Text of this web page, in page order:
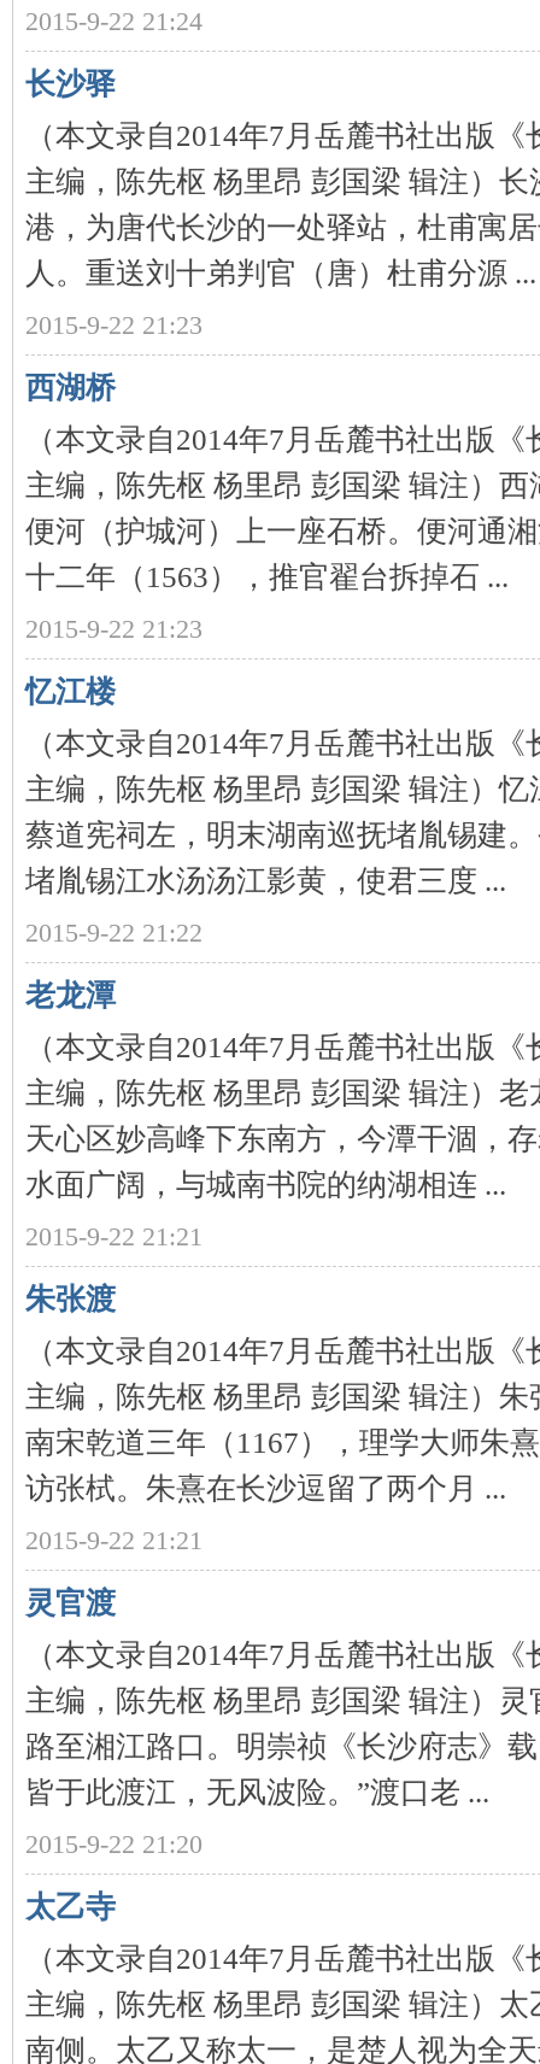
长
史
2015-9-22 21:24
长沙驿
（本文录自2014年7月岳麓书社出版
主编，陈先枢 杨里昂 彭国梁 辑注）
港，为唐代长沙的一处驿站，杜甫寓
人。重送刘十弟判官（唐）杜甫分源 ...
2015-9-22 21:23
西湖桥
（本文录自2014年7月岳麓书社出版
主编，陈先枢 杨里昂 彭国梁 辑注）
便河（护城河）上一座石桥。便河通
十二年（1563），推官翟台拆掉石 ...
2015-9-22 21:23
忆江楼
（本文录自2014年7月岳麓书社出版
主编，陈先枢 杨里昂 彭国梁 辑注）
蔡道宪祠左，明末湖南巡抚堵胤锡建
堵胤锡江水汤汤江影黄，使君三度 ...
2015-9-22 21:22
老龙潭
（本文录自2014年7月岳麓书社出版
主编，陈先枢 杨里昂 彭国梁 辑注）
天心区妙高峰下东南方，今潭干涸，
水面广阔，与城南书院的纳湖相连 ...
2015-9-22 21:21
朱张渡
（本文录自2014年7月岳麓书社出版
主编，陈先枢 杨里昂 彭国梁 辑注）
南宋乾道三年（1167），理学大师朱
访张栻。朱熹在长沙逗留了两个月 ...
2015-9-22 21:21
灵官渡
（本文录自2014年7月岳麓书社出版
主编，陈先枢 杨里昂 彭国梁 辑注）
路至湘江路口。明崇祯《长沙府志》
皆于此渡江，无风波险。”渡口老 ...
2015-9-22 21:20
太乙寺
（本文录自2014年7月岳麓书社出版
主编，陈先枢 杨里昂 彭国梁 辑注）
南侧。太乙又称太一，是楚人视为全